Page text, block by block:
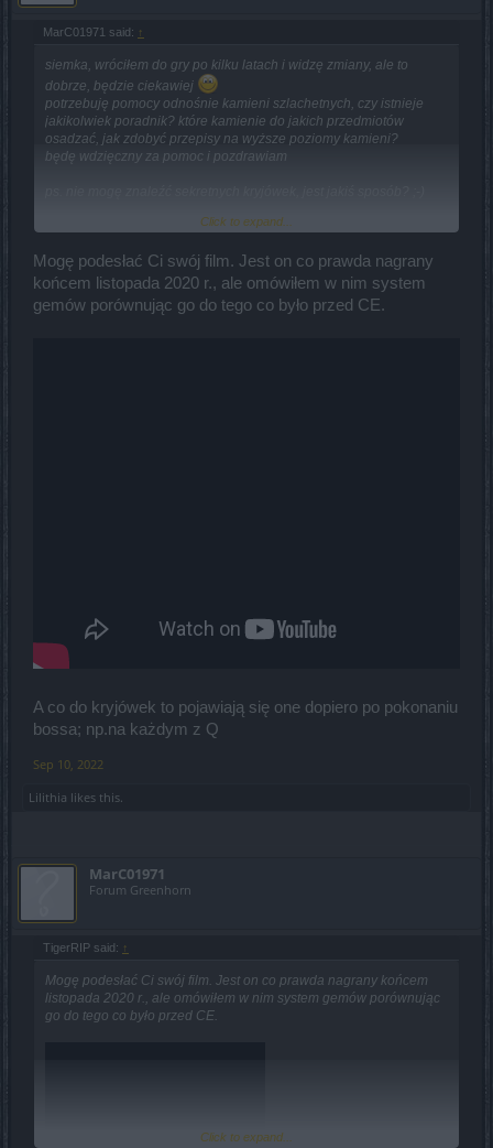
MarC01971 said: ↑
siemka, wróciłem do gry po kilku latach i widzę zmiany, ale to
dobrze, będzie ciekawiej
potrzebuję pomocy odnośnie kamieni szlachetnych, czy istnieje
jakikolwiek poradnik? które kamienie do jakich przedmiotów
osadzać, jak zdobyć przepisy na wyższe poziomy kamieni?
będę wdzięczny za pomoc i pozdrawiam
dziękuję
Click to expand...
Mogę podesłać Ci swój film. Jest on co prawda nagrany
końcem listopada 2020 r., ale omówiłem w nim system
gemów porównując go do tego co było przed CE.
A co do kryjówek to pojawiają się one dopiero po pokonaniu
bossa; np.na każdym z Q
Sep 10, 2022
Lilithia likes this.
MarC01971
Forum Greenhorn
TigerRIP said: ↑
Mogę podesłać Ci swój film. Jest on co prawda nagrany końcem
listopada 2020 r., ale omówiłem w nim system gemów porównując
go do tego co było przed CE.
Click to expand...